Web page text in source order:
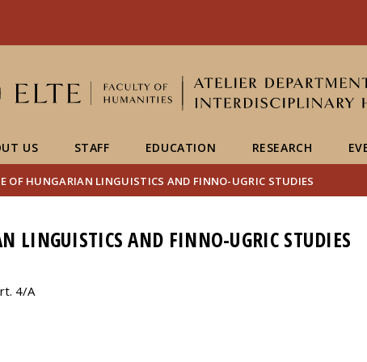
US STAFF EDUCATION RESEARCH
OF HUNGARIAN LINGUISTICS AND FINNO-UGRIC STUDIES
LINGUISTICS AND FINNO-UGRIC STUDIES
4/A